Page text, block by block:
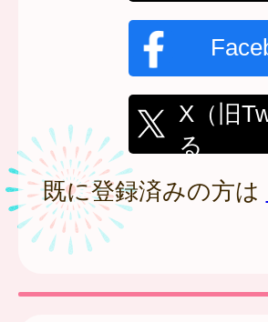
X（旧
る
既に登録済みの方は